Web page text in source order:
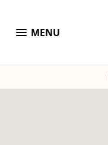
menu MENU